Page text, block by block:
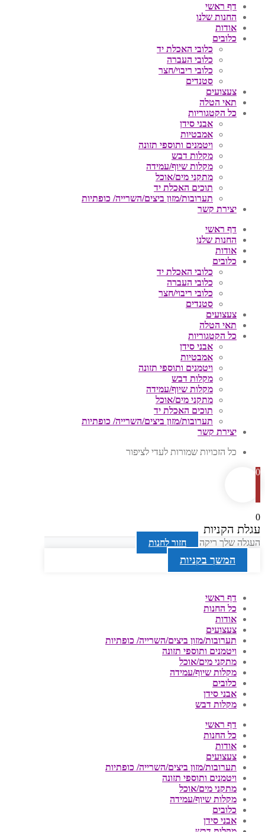
דף ראשי
החנות שלנו
אודות
כלובים
כלובי האכלת יד
כלובי העברה
כלובי ריבוי/חצר
סטנדים
צעצועים
תאי הטלה
כל הקטגוריות
אבני סידן
אמבטיות
ויטמנים ותוספי תזונה
מקלות דבש
מקלות שיוף/עמידה
מתקני מים/אוכל
תוכים האכלת יד
תערובות/מזון ביצים/השרייה/ כופתיות
יצירת קשר
דף ראשי
החנות שלנו
אודות
כלובים
כלובי האכלת יד
כלובי העברה
כלובי ריבוי/חצר
סטנדים
צעצועים
תאי הטלה
כל הקטגוריות
אבני סידן
אמבטיות
ויטמנים ותוספי תזונה
מקלות דבש
מקלות שיוף/עמידה
מתקני מים/אוכל
תוכים האכלת יד
תערובות/מזון ביצים/השרייה/ כופתיות
יצירת קשר
כל הזכויות שמורות לעדי לציפור
0
0
עגלת הקניות
העגלה שלך ריקה חזור לחנות
המשך בקניות
דף ראשי
כל החנות
אודות
צעצועים
תערובות/מזון ביצים/השרייה/ כופתיות
ויטמנים ותוספי תזונה
מתקני מים/אוכל
מקלות שיוף/עמידה
כלובים
אבני סידן
מקלות דבש
דף ראשי
כל החנות
אודות
צעצועים
תערובות/מזון ביצים/השרייה/ כופתיות
ויטמנים ותוספי תזונה
מתקני מים/אוכל
מקלות שיוף/עמידה
כלובים
אבני סידן